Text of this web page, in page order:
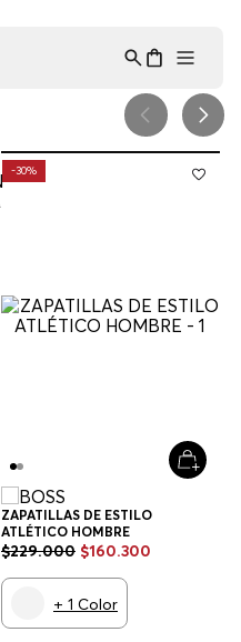
-30%
ZAPATILLAS DE ESTILO
ATLÉTICO HOMBRE
$229.000 $160.300
+ 1 Color
⋮